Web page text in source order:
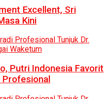
Excellent, Sri
Kini
Putri Indonesia Favorit